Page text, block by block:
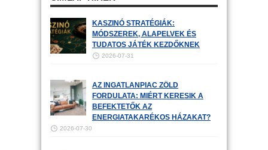
KASZINÓ STRATÉGIÁK:
MÓDSZEREK, ALAPELVEK ÉS
TUDATOS JÁTÉK KEZDŐKNEK
2026-07-31
AZ INGATLANPIAC ZÖLD
FORDULATA: MIÉRT KERESIK A
BEFEKTETŐK AZ
ENERGIATAKARÉKOS HÁZAKAT?
2026-07-30